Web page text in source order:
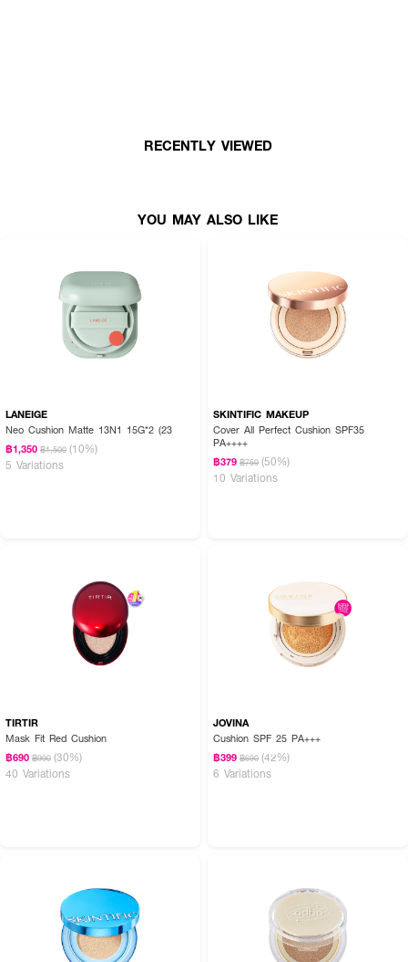
RECENTLY VIEWED
YOU MAY ALSO LIKE
LANEIGE
Neo Cushion Matte 13N1 15G*2 (23
฿1,350 ฿1,500 (10%)
5 Variations
SKINTIFIC MAKEUP
Cover All Perfect Cushion SPF35
PA++++
฿379 ฿759 (50%)
10 Variations
TIRTIR
Mask Fit Red Cushion
฿690 ฿990 (30%)
40 Variations
JOVINA
Cushion SPF 25 PA+++
฿399 ฿690 (42%)
6 Variations